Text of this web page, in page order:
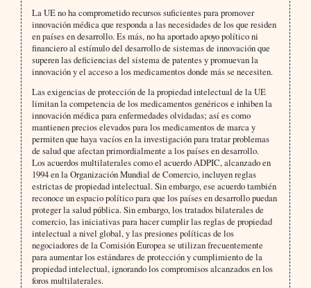
La UE no ha comprometido recursos suficientes para promover
innovación médica que responda a las necesidades de los que residen
en países en desarrollo. Es más, no ha aportado apoyo político ni
financiero al estímulo del desarrollo de sistemas de innovación que
superen las deficiencias del sistema de patentes y promuevan la
innovación y el acceso a los medicamentos donde más se necesiten.
Las exigencias de protección de la propiedad intelectual de la UE
limitan la competencia de los medicamentos genéricos e inhiben la
innovación médica para enfermedades olvidadas; así es como
mantienen precios elevados para los medicamentos de marca y
permiten que haya vacíos en la investigación para tratar problemas
de salud que afectan primordialmente a los países en desarrollo.
Los acuerdos multilaterales como el acuerdo ADPIC, alcanzado en
1994 en la Organización Mundial de Comercio, incluyen reglas
estrictas de propiedad intelectual. Sin embargo, ese acuerdo también
reconoce un espacio político para que los países en desarrollo puedan
proteger la salud pública. Sin embargo, los tratados bilaterales de
comercio, las iniciativas para hacer cumplir las reglas de propiedad
intelectual a nivel global, y las presiones políticas de los
negociadores de la Comisión Europea se utilizan frecuentemente
para aumentar los estándares de protección y cumplimiento de la
propiedad intelectual, ignorando los compromisos alcanzados en los
foros multilaterales.